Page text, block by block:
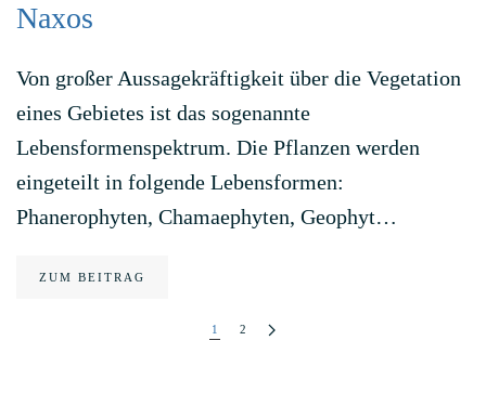
Naxos
Von großer Aussagekräftigkeit über die Vegetation
eines Gebietes ist das sogenannte
Lebensformenspektrum. Die Pflanzen werden
eingeteilt in folgende Lebensformen:
Phanerophyten, Chamaephyten, Geophyt…
ZUM BEITRAG
1 2